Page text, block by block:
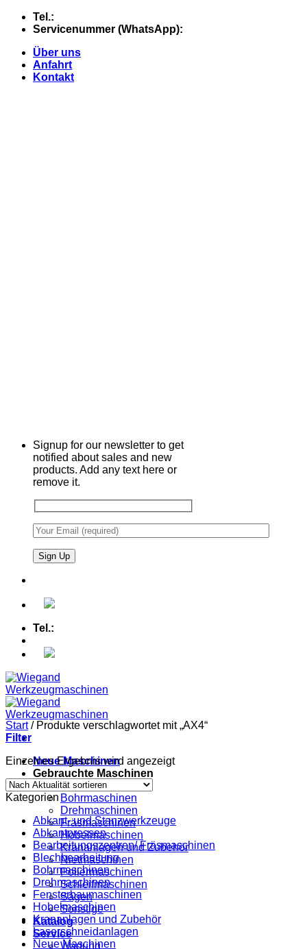
Skip
Tel.:
Servicenummer (WhatsApp):
Über uns
Anfahrt
Kontakt
Signup for our newsletter to get
notified about sales and new
products. Add any text here or
remove it.
Tel.:
Neue Maschinen
Gebrauchte Maschinen
Abkantpressen
Bohrmaschinen
Drehmaschinen
Fräsmaschinen
Hobelmaschinen
Krananlagen und Zubehör
Nietmaschinen
Poliermaschinen
Schleifmaschinen
Sägen
Sonstige
Katalog
Service
Wartung
Start /Produkte verschlagwortet mit „AX4“
Filter
Einzelnes Ergebnis wird angezeigt
Kategorien
Abkant- und Stanzwerkzeuge
Abkantpressen
Bearbeitungszentren/ Fräsmaschinen
Blechbearbeitung
Bohrmaschinen
Drehmaschinen
Fensterbaumaschinen
Hobelmaschinen
Krananlagen und Zubehör
Laserschneidanlagen
Neue Maschinen